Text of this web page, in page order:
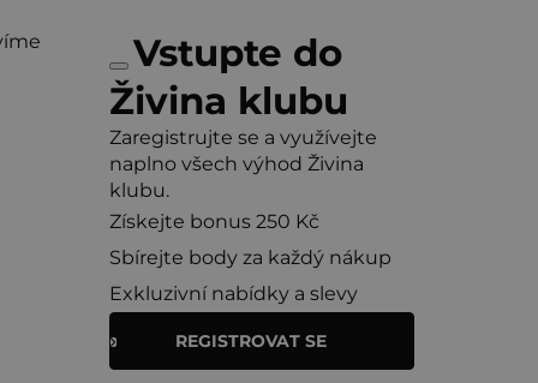
Vstupte do
Živina klubu
Zaregistrujte se a využívejte
naplno všech výhod Živina
klubu.
Získejte bonus 250 Kč
Sbírejte body za každý nákup
Exkluzivní nabídky a slevy
REGISTROVAT SE